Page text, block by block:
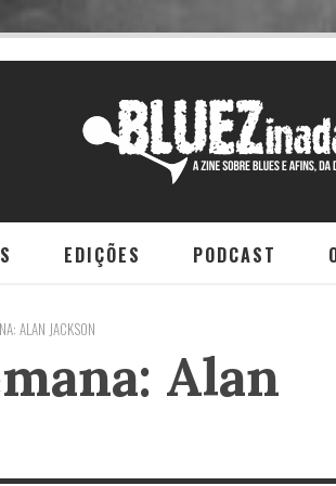
EDIÇÕES PODCAST
ALAN JACKSON
Alan